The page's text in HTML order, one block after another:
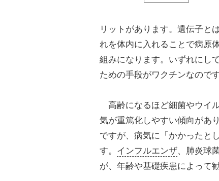
リットがあります。遺伝子と
れを体内に入れることで病原
組みになります。いずれにし
ための手段がワクチンなのです
高齢になるほど細菌やウイ
気が重篤化しやすい傾向があ
ですが、病気に「かかったと
す。 インフルエンザ、肺炎球
が、年齢や基礎疾患によって